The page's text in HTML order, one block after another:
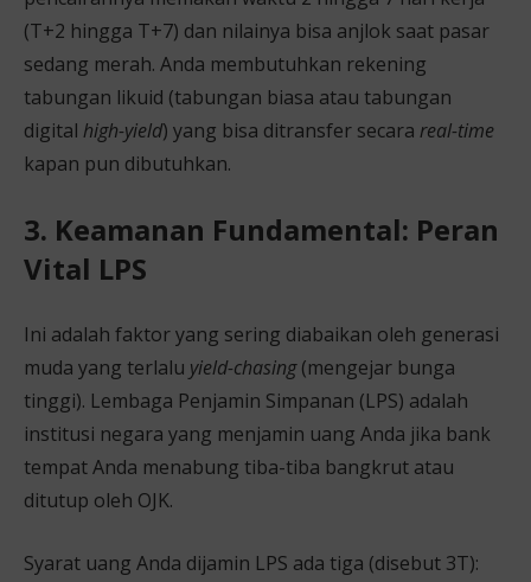
(T+2 hingga T+7) dan nilainya bisa anjlok saat pasar
sedang merah. Anda membutuhkan rekening
tabungan likuid (tabungan biasa atau tabungan
digital high-yield) yang bisa ditransfer secara real-time
kapan pun dibutuhkan.
3. Keamanan Fundamental: Peran
Vital LPS
Ini adalah faktor yang sering diabaikan oleh generasi
muda yang terlalu yield-chasing(mengejar bunga
tinggi). Lembaga Penjamin Simpanan (LPS) adalah
institusi negara yang menjamin uang Anda jika bank
tempat Anda menabung tiba-tiba bangkrut atau
ditutup oleh OJK.
Syarat uang Anda dijamin LPS ada tiga (disebut 3T):